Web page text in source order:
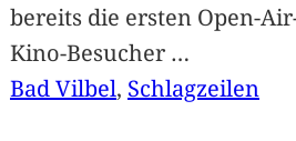
bereits die ersten Open-
Kino-Besucher …
Bad Vilbel, Schlagzeilen